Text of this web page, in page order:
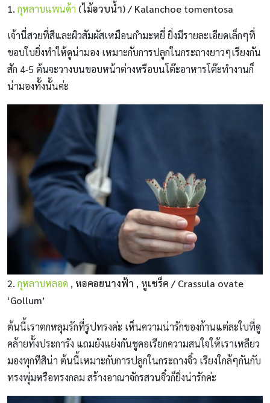
1. กุหลาบแพนด้า (ไม้อวบน้ำ) / Kalanchoe tomentosa
เจ้านี่สวยที่สีและผิวสัมผัสเหมือนกำมะหยี่ ยิ่งมีรายละเอียดเล็กๆที่
ขอบใบยิ่งทำให้ดูน่ามอง เหมาะกับการปลูกในกระถางยาวๆเรียงกัน
สัก 4-5 ต้นจะวางบนขอบหน้าต่างหรือบนโต๊ะอาหารโต๊ะทำงานก็
น่ามองทั้งนั้นค่ะ
2. กุหลาบหลอด , หอคอยนางฟ้า , หูเชร็ค / Crassula ovate
‘Gollum’
ต้นนี้เราตกหลุมรักที่รูปทรงค่ะ เห็นความน่ารักของก้านแต่ละใบที่ดู
คล้ายทั้งประการัง แถมยังแย่งกันชูคอเรียกความสนใจให้เราเหลียว
มองทุกทีสิน่า ต้นนี้เหมาะกับการปลูกในกระถางจิ๋ว เรียงใกล้ๆกันกับ
ทรงพุ่มหรือทรงกลม สร้างอาณาจักรสวนจิ๋วก็ยิ่งน่ารักค่ะ